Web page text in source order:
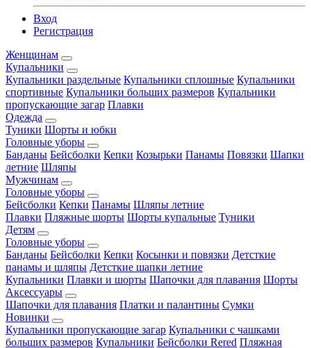
Вход
Регистрация
Женщинам
Купальники
Купальники раздельные Купальники сплошные Купальники
спортивные Купальники больших размеров Купальники
пропускающие загар Плавки
Одежда
Туники Шорты и юбки
Головные уборы
Банданы Бейсболки Кепки Козырьки Панамы Повязки Шапки
летние Шляпы
Мужчинам
Головные уборы
Бейсболки Кепки Панамы Шляпы летние
Плавки Пляжные шорты Шорты купальные Туники
Детям
Головные уборы
Банданы Бейсболки Кепки Косынки и повязки Детсткие
панамы и шляпы Детсткие шапки летние
Купальники Плавки и шорты Шапочки для плавания Шорты
Аксессуары
Шапочки для плавания Платки и палантины Сумки
Новинки
Купальники пропускающие загар Купальники с чашками
больших размеров Купальники Бейсболки Rered Пляжная